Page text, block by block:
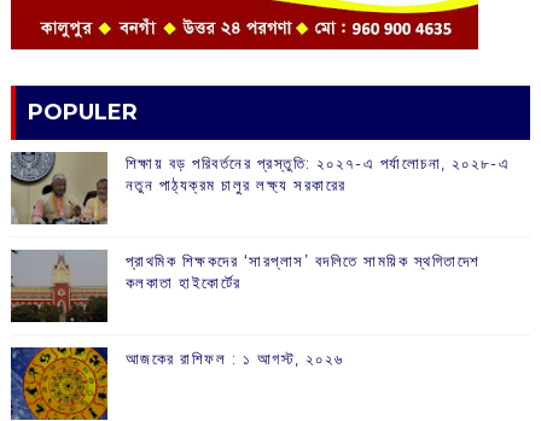
POPULER
শিক্ষায় বড় পরিবর্তনের প্রস্তুতি: ২০২৭-এ পর্যালোচনা, ২০২৮-এ
নতুন পাঠ্যক্রম চালুর লক্ষ্য সরকারের
প্রাথমিক শিক্ষকদের ‘সারপ্লাস’ বদলিতে সাময়িক স্থগিতাদেশ
কলকাতা হাইকোর্টের
আজকের রাশিফল :‌ ‌‌১ আগস্ট, ২০২৬